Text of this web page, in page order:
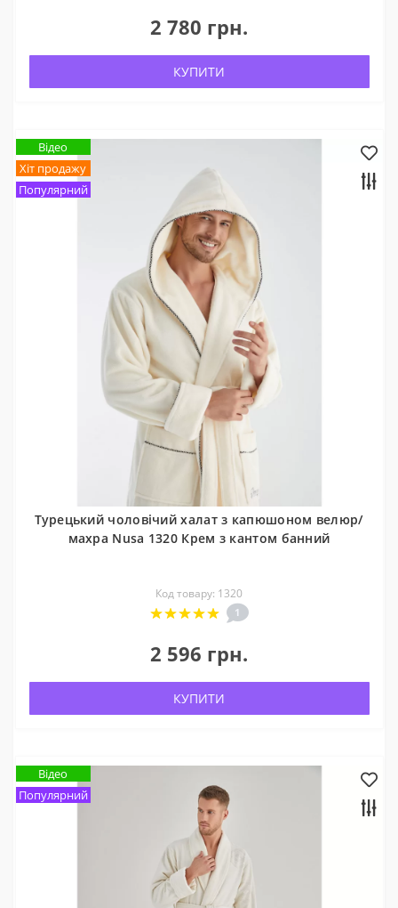
2 780 грн.
КУПИТИ
Відео
Хіт продажу
Популярний
Турецький чоловічий халат з капюшоном велюр/
махра Nusa 1320 Крем з кантом банний
Код товару: 1320
1
2 596 грн.
КУПИТИ
Відео
Популярний